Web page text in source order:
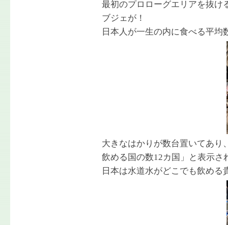
最初のプロローグエリアを抜け
ブジェが！
日本人が一生の内に食べる平均
大きなはかりが数台置いてあり
飲める国の数12カ国」と表示さ
日本は水道水がどこでも飲める